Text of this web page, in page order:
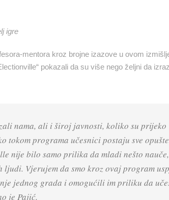
igre
mentora kroz brojne izazove u ovom
pokazali da su više nego željni da
nama, ali i široj javnosti, koliko su prijeko
tokom programa učesnici postaju sve
nije bilo samo prilika da mladi nešto
ljudi. Vjerujem da smo kroz ovaj program
jednog grada i omogućili im priliku da
je Pajić.